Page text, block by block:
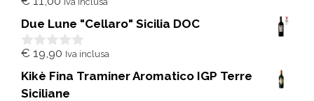
0
u
5
Due Lune "Cellaro" Sicilia DOC
0
u
5
€ 19,90 Iva inclusa
Kikè Fina Traminer Aromatico IGP Terre
Siciliane